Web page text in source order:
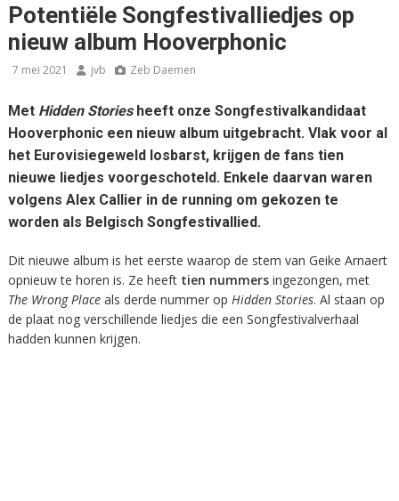
Potentiële Songfestivalliedjes op
nieuw album Hooverphonic
7 mei 2021 jvb Zeb Daemen
Met Hidden Storiesheeft onze Songfestivalkandidaat
Hooverphonic een nieuw album uitgebracht. Vlak voor al
het Eurovisiegeweld losbarst, krijgen de fans tien
nieuwe liedjes voorgeschoteld. Enkele daarvan waren
volgens Alex Callier in de running om gekozen te
worden als Belgisch Songfestivallied.
Dit nieuwe album is het eerste waarop de stem van Geike Arnaert
opnieuw te horen is. Ze heeft tien nummersingezongen, met
The Wrong Placeals derde nummer op Hidden Stories. Al staan op
de plaat nog verschillende liedjes die een Songfestivalverhaal
hadden kunnen krijgen.